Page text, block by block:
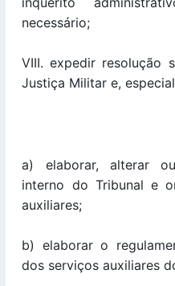
necessário;
VIII. expedir resolução
Justiça Militar e,
a) elaborar, alterar
interno do Tribunal e
auxiliares;
b) elaborar o
dos serviços auxiliares